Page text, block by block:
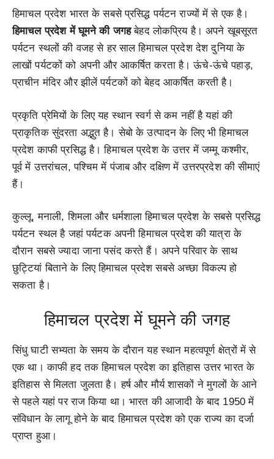
हिमाचल प्रदेश भारत के सबसे प्रसिद्ध पर्यटन राज्यों में से एक है।
हिमाचल प्रदेश में घूमने की जगहबेहद लोकप्रिय है। अपने खूबसूरत
पर्यटन स्थलों की वजह से हर साल हिमाचल प्रदेश देश दुनिया के
लाखों पर्यटकों को अपनी और आकर्षित करता है। ऊंचे-ऊंचे पहाड़,
प्राचीन मंदिर और झीलें पर्यटकों को बेहद आकर्षित करती है।
प्रकृति प्रेमियों के लिए यह स्थान स्वर्ग से कम नहीं है यहां की
प्राकृतिक सुंदरता अद्भुत है। सेबो के उत्पादन के लिए भी हिमाचल
प्रदेश काफी प्रसिद्ध है। हिमाचल प्रदेश के उत्तर में जम्मू कश्मीर,
पूर्व में उत्तरांचल, पश्चिम में पंजाब और दक्षिण में उत्तरप्रदेश की सीमाएं
हैं।
कुल्लू, मनाली, शिमला और धर्मशाला हिमाचल प्रदेश के सबसे प्रसिद्ध
पर्यटन स्थल है जहां पर्यटक अपनी हिमाचल प्रदेश की यात्रा के
दौरान सबसे ज्यादा जाना पसंद करते हैं। अपने परिवार के साथ
छुट्टियां बिताने के लिए हिमाचल प्रदेश सबसे अच्छा विकल्प हो
सकता है।
हिमाचल प्रदेश में घूमने की जगह
सिंधु घाटी सभ्यता के समय के दौरान यह स्थान महत्वपूर्ण क्षेत्रों में से
एक था। काफी हद तक हिमाचल प्रदेश का इतिहास उत्तर भारत के
इतिहास से मिलता जुलता है। हर्ष और मौर्य शासकों ने मुगलों के आने
से पहले यहां पर राज किया था। भारत की आजादी के बाद 1950 में
संविधान के लागू होने के बाद हिमाचल प्रदेश को एक राज्य का दर्जा
प्राप्त हुआ।